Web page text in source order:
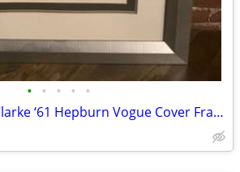
• • • • •
Oversized Henry Clarke ‘61 Hepburn Vogue Cover Framed Print Photograph